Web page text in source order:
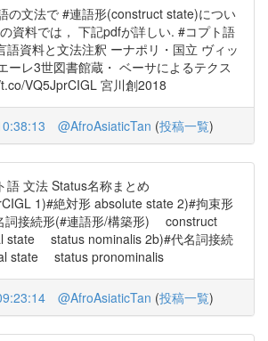
の文法で #連語形(construct state)につい
資料では， 下記pdfが詳しい. #コプト語
語資料と文法注釈 ーナポリ・国立 ヴィッ
ーレ3世図書館蔵・ ベーサによるテクス
VQ5JprCIGL 宮川創2018
@AfroAsiaticTan (投稿一覧)
語 文法 Status名称まとめ
1)#絶対形 absolute state 2)#拘束形
詞接続形(#連語形/構築形) construct
status nominalis 2b)#代名詞接続
state status pronominalis
@AfroAsiaticTan (投稿一覧)